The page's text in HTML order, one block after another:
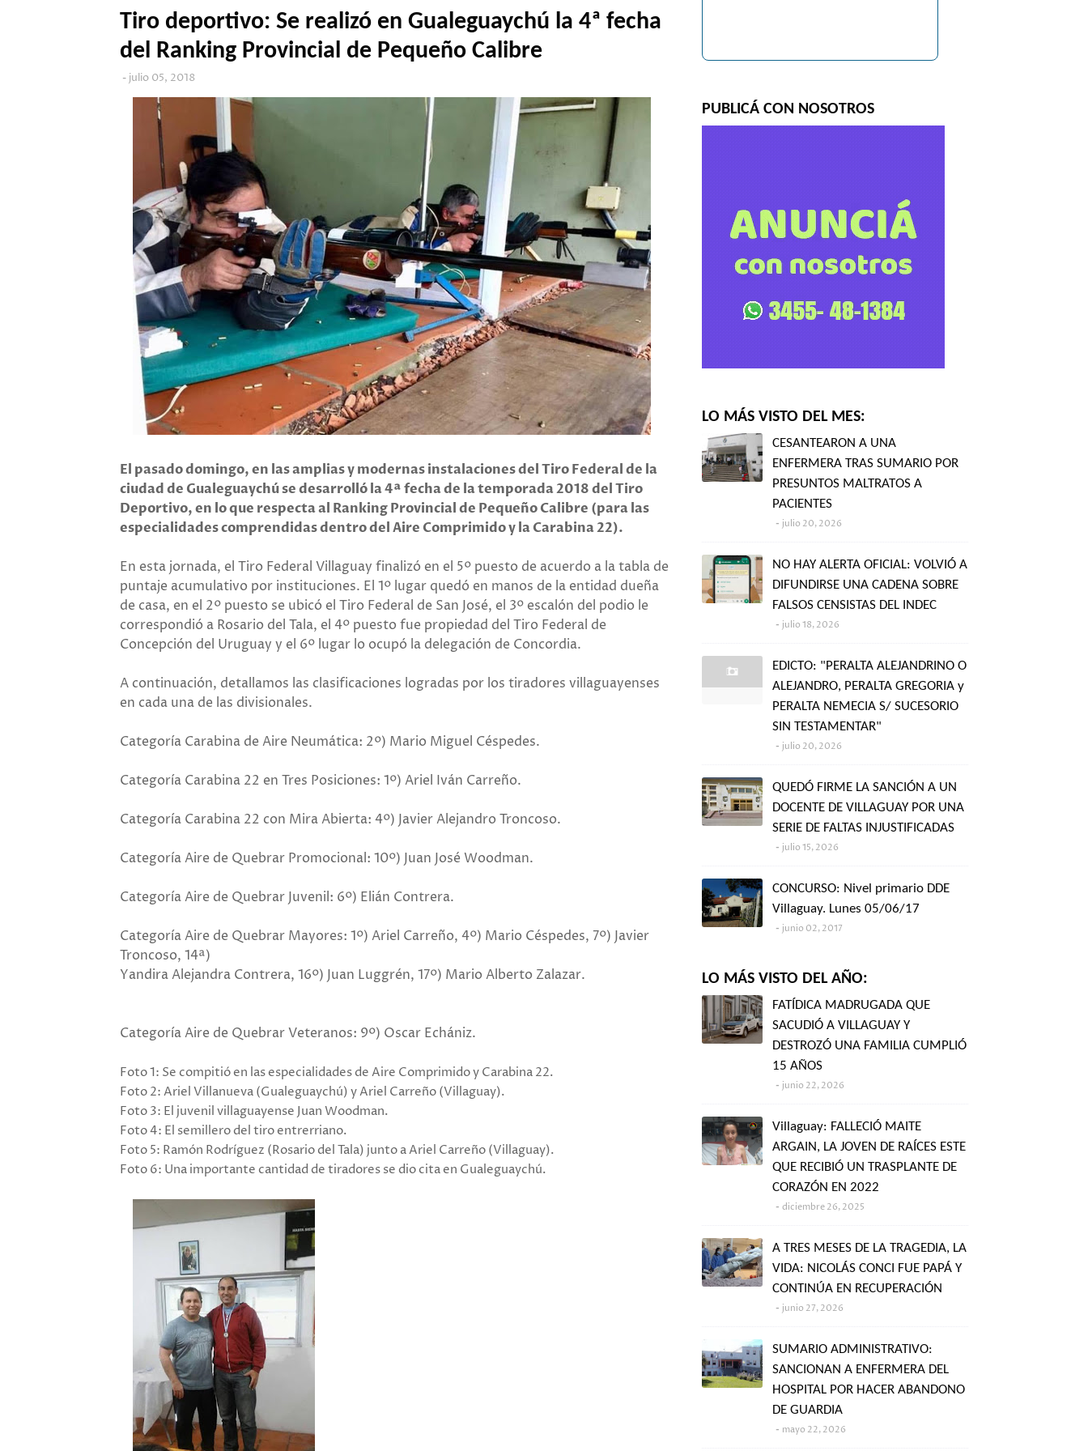
Tiro deportivo: Se realizó en Gualeguaychú la 4ª fecha
del Ranking Provincial de Pequeño Calibre
julio 05, 2018
El pasado domingo, en las amplias y modernas instalaciones del Tiro Federal de la
ciudad de Gualeguaychú se desarrolló la 4ª fecha de la temporada 2018 del Tiro
Deportivo, en lo que respecta al Ranking Provincial de Pequeño Calibre (para las
especialidades comprendidas dentro del Aire Comprimido y la Carabina 22).
En esta jornada, el Tiro Federal Villaguay finalizó en el 5º puesto de acuerdo a la tabla de
puntaje acumulativo por instituciones. El 1º lugar quedó en manos de la entidad dueña
de casa, en el 2º puesto se ubicó el Tiro Federal de San José, el 3º escalón del podio le
correspondió a Rosario del Tala, el 4º puesto fue propiedad del Tiro Federal de
Concepción del Uruguay y el 6º lugar lo ocupó la delegación de Concordia.
A continuación, detallamos las clasificaciones logradas por los tiradores villaguayenses
en cada una de las divisionales.
Categoría Carabina de Aire Neumática: 2º) Mario Miguel Céspedes.
Categoría Carabina 22 en Tres Posiciones: 1º) Ariel Iván Carreño.
Categoría Carabina 22 con Mira Abierta: 4º) Javier Alejandro Troncoso.
Categoría Aire de Quebrar Promocional: 10º) Juan José Woodman.
Categoría Aire de Quebrar Juvenil: 6º) Elián Contrera.
Categoría Aire de Quebrar Mayores: 1º) Ariel Carreño, 4º) Mario Céspedes, 7º) Javier
Troncoso, 14ª)
Yandira Alejandra Contrera, 16º) Juan Luggrén, 17º) Mario Alberto Zalazar.
Categoría Aire de Quebrar Veteranos: 9º) Oscar Echániz.
Foto 1: Se compitió en las especialidades de Aire Comprimido y Carabina 22.
Foto 2: Ariel Villanueva (Gualeguaychú) y Ariel Carreño (Villaguay).
Foto 3: El juvenil villaguayense Juan Woodman.
Foto 4: El semillero del tiro entrerriano.
Foto 5: Ramón Rodríguez (Rosario del Tala) junto a Ariel Carreño (Villaguay).
Foto 6: Una importante cantidad de tiradores se dio cita en Gualeguaychú.
PUBLICÁ CON NOSOTROS
LO MÁS VISTO DEL MES:
CESANTEARON A UNA
ENFERMERA TRAS SUMARIO POR
PRESUNTOS MALTRATOS A
PACIENTES
julio 20, 2026
NO HAY ALERTA OFICIAL: VOLVIÓ A
DIFUNDIRSE UNA CADENA SOBRE
FALSOS CENSISTAS DEL INDEC
julio 18, 2026
EDICTO: "PERALTA ALEJANDRINO O
ALEJANDRO, PERALTA GREGORIA y
PERALTA NEMECIA S/ SUCESORIO
SIN TESTAMENTAR"
julio 20, 2026
QUEDÓ FIRME LA SANCIÓN A UN
DOCENTE DE VILLAGUAY POR UNA
SERIE DE FALTAS INJUSTIFICADAS
julio 15, 2026
CONCURSO: Nivel primario DDE
Villaguay. Lunes 05/06/17
junio 02, 2017
LO MÁS VISTO DEL AÑO:
FATÍDICA MADRUGADA QUE
SACUDIÓ A VILLAGUAY Y
DESTROZÓ UNA FAMILIA CUMPLIÓ
15 AÑOS
junio 22, 2026
Villaguay: FALLECIÓ MAITE
ARGAIN, LA JOVEN DE RAÍCES ESTE
QUE RECIBIÓ UN TRASPLANTE DE
CORAZÓN EN 2022
diciembre 26, 2025
A TRES MESES DE LA TRAGEDIA, LA
VIDA: NICOLÁS CONCI FUE PAPÁ Y
CONTINÚA EN RECUPERACIÓN
junio 27, 2026
SUMARIO ADMINISTRATIVO:
SANCIONAN A ENFERMERA DEL
HOSPITAL POR HACER ABANDONO
DE GUARDIA
mayo 22, 2026